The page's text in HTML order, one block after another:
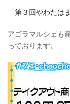
「 第３回やわたは
アゴラマルシェも
っております。